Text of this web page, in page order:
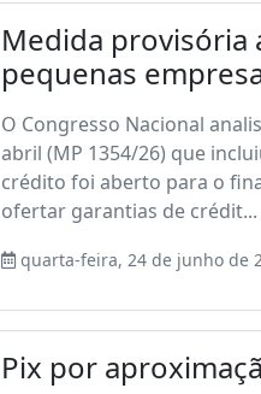
Medida provisória
pequenas
O Congresso Nacional
abril (MP 1354/26) que
crédito foi aberto para o
ofertar garantias de crédit...
quarta-feira, 24 de junho de
Pix por